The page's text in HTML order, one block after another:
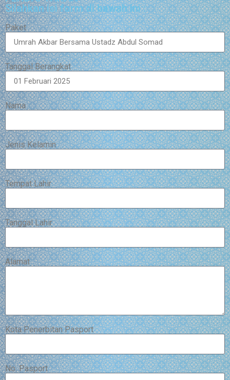
Silahkan isi form di bawah ini :
Paket
Tanggal Berangkat
Nama
Jenis Kelamin
Tempat Lahir
Tanggal Lahir
Alamat
Kota Penerbitan Pasport
No. Pasport